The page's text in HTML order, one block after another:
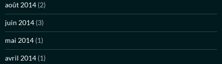
août 2014 (2)
juin 2014 (3)
mai 2014 (1)
avril 2014 (1)